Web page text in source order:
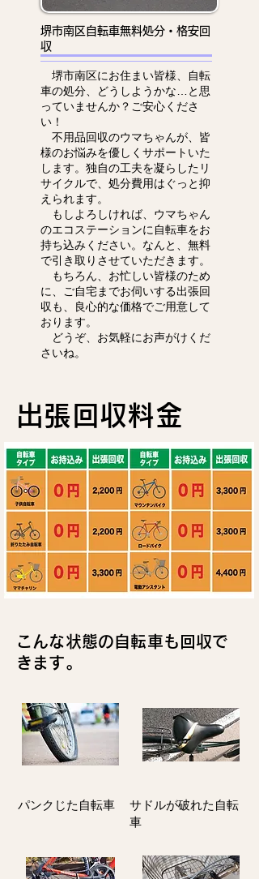
堺市南区自転車無料処分・格安回
収
堺市南区にお住まい皆様、自転
車の処分、どうしようかな…と思
っていませんか？ご安心くださ
い！
不用品回収のウマちゃんが、皆
様のお悩みを優しくサポートいた
します。独自の工夫を凝らしたリ
サイクルで、処分費用はぐっと抑
えられます。
もしよろしければ、ウマちゃん
のエコステーションに自転車をお
持ち込みください。なんと、無料
で引き取りさせていただきます。
もちろん、お忙しい皆様のため
に、ご自宅までお伺いする出張回
収も、良心的な価格でご用意して
おります。
どうぞ、お気軽にお声がけくだ
さいね。
出張回収料金
こんな状態の自転車も回収で
きます。
パンクじた自転車
サドルが破れた自転
車